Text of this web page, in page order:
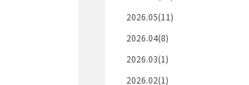
2026.05(11)
2026.04(8)
2026.03(1)
2026.02(1)